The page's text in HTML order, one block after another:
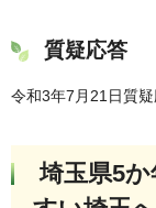
質疑応答
令和3年7月21日質
埼玉県5